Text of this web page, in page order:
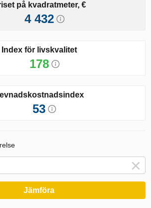
på kvadratmeter, €
4 432
Index för livskvalitet
178
53
Jämföra